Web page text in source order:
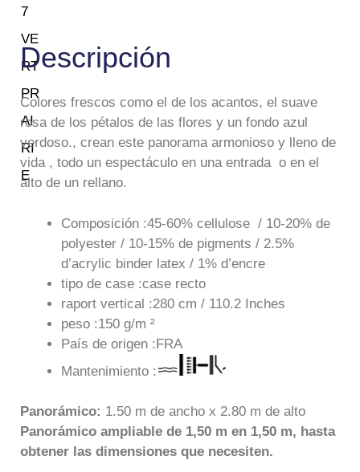
Descripción
Colores frescos como el de los acantos, el suave
rosa de los pétalos de las flores y un fondo azul
verdoso., crean este panorama armonioso y lleno de
vida , todo un espectáculo en una entrada o en el
alto de un rellano.
Composición :45-60% cellulose / 10-20% de
polyester / 10-15% de pigments / 2.5%
d’acrylic binder latex / 1% d’encre
tipo de case :case recto
raport vertical :280 cm / 110.2 Inches
peso :150 g/m ²
País de origen :FRA
Mantenimiento :
Panorámico: 1.50 m de ancho x 2.80 m de alto
Panorámico ampliable de 1,50 m en 1,50 m, hasta
obtener las dimensiones que necesiten.